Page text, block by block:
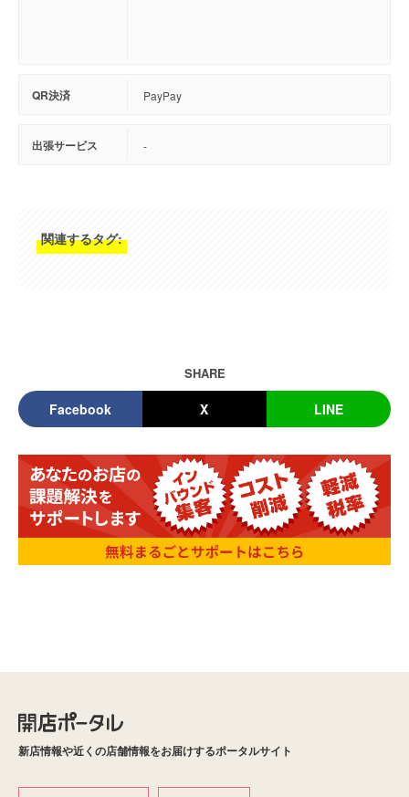
QR決済 PayPay
出張サービス -
関連するタグ:
SHARE
Facebook X LINE
新店情報や近くの店舗情報をお届けするポータルサイト